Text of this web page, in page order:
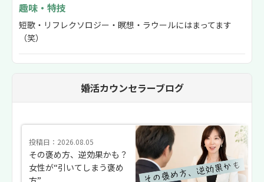
趣味・特技
短歌・リフレクソロジー・瞑想・ラウールにはまってます
（笑）
婚活カウンセラーブログ
投稿日：2026.08.05
その褒め方、逆効果かも？
女性が“引いてしまう褒め